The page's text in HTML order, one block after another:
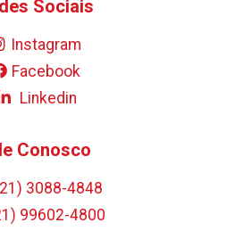
Sociais
Instagram
Facebook
Linkedin
Conosco
3088-4848
99602-4800